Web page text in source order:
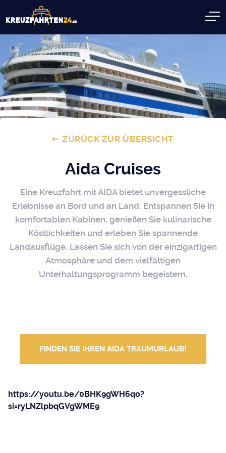
ZURÜCK ZUR ÜBERSICHT
Aida Cruises
Eine Kreuzfahrt mit AIDA bietet unvergessliche
Erlebnisse an Bord und an Land. Entspannen Sie in
komfortablen Kabinen, genießen Sie kulinarische
Köstlichkeiten und erleben Sie spannende
Landausflüge. Lassen Sie sich von der einzigartigen
Atmosphäre und dem vielfältigen
Unterhaltungsprogramm begeistern.
FINDEN SIE IHREN AIDA TRAUMURLAUB!
https://youtu.be/0BHK9gWH6qo?
si=ryLNZlpbqGVgWME9